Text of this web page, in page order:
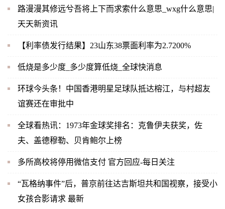
路漫漫其修远兮吾将上下而求索什么意思_wxg什么意思|
天天新资讯
【利率债发行结果】23山东38票面利率为2.7200%
低烧是多少度_多少度算低烧_全球快消息
环球今头条！中国香港明星足球队抵达榕江，与村超友
谊赛还在审批中
全球看热讯：1973年金球奖排名：克鲁伊夫获奖，佐
夫、盖德穆勒、贝肯鲍尔上榜
多所高校将停用微信支付 官方回应-每日关注
“瓦格纳事件”后，普京前往达吉斯坦共和国视察，接受小
女孩合影请求 最新